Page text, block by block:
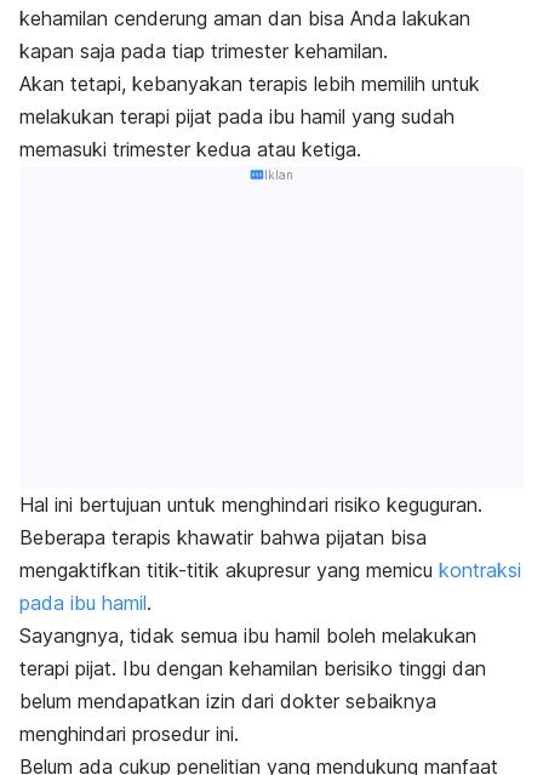
kehamilan cenderung aman dan bisa Anda lakukan
kapan saja pada tiap trimester kehamilan.
Akan tetapi, kebanyakan terapis lebih memilih untuk
melakukan terapi pijat pada ibu hamil yang sudah
memasuki trimester kedua atau ketiga.
Iklan
Hal ini bertujuan untuk menghindari risiko keguguran.
Beberapa terapis khawatir bahwa pijatan bisa
mengaktifkan titik-titik akupresur yang memicu kontraksi
pada ibu hamil.
Sayangnya, tidak semua ibu hamil boleh melakukan
terapi pijat. Ibu dengan kehamilan berisiko tinggi dan
belum mendapatkan izin dari dokter sebaiknya
menghindari prosedur ini.
Belum ada cukup penelitian yang mendukung manfaat